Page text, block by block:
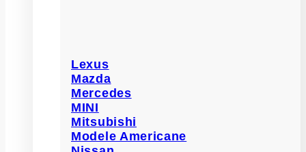
Lexus
Mazda
Mercedes
MINI
Mitsubishi
Modele Americane